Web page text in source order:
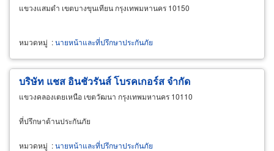
แขวงแสมดำ เขตบางขุนเทียน กรุงเทพมหานคร 10150
หมวดหมู่ :นายหน้าและที่ปรึกษาประกันภัย
บริษัท แชส อินชัวรันส์ โบรคเกอร์ส จำกัด
แขวงคลองเตยเหนือ เขตวัฒนา กรุงเทพมหานคร 10110
ที่ปรึกษาด้านประกันภัย
หมวดหมู่ :นายหน้าและที่ปรึกษาประกันภัย